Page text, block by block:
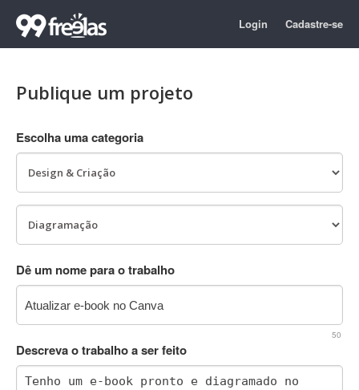
Login Cadastre-se
Publique um projeto
Escolha uma categoria
Dê um nome para o trabalho
50
Descreva o trabalho a ser feito